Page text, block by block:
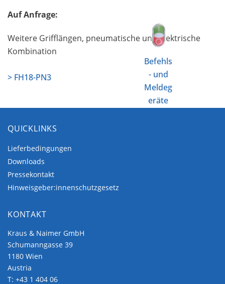
Befehls
- und
Meldeg
eräte
Auf Anfrage:
Weitere Grifflängen, pneumatische und elektrische
Kombination
> FH18-PN3
QUICKLINKS
Lieferbedingungen
Downloads
Pressekontakt
Hinweisgeber:innenschutzgesetz
KONTAKT
Kraus & Naimer GmbH
Schumanngasse 39
1180 Wien
Austria
T: +43 1 404 06